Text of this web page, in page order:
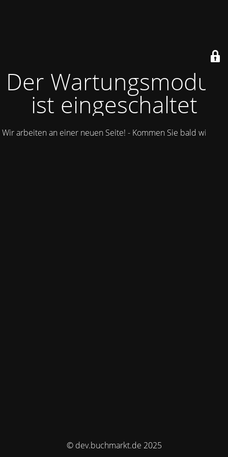
Der Wartungsmodus
ist eingeschaltet
Wir arbeiten an einer neuen Seite! - Kommen Sie bald wieder.
© dev.buchmarkt.de 2025